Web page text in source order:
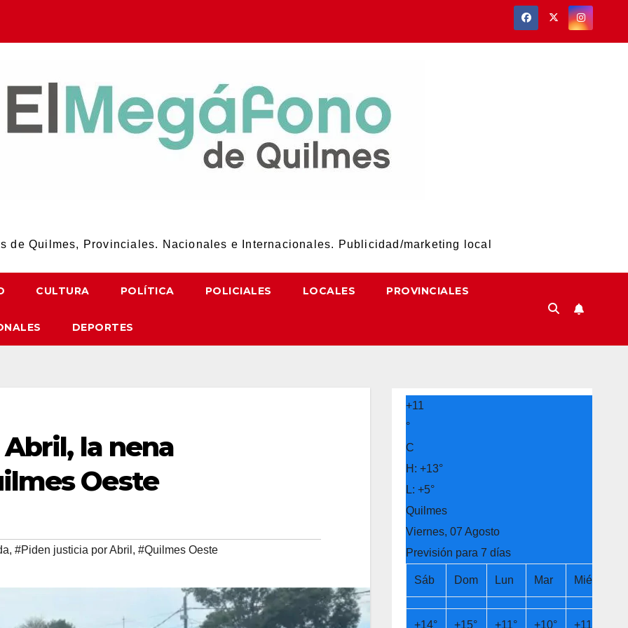
de Quilmes, Provinciales. Nacionales e Internacionales. Publicidad/marketing local
CULTURA POLÍTICA POLICIALES LOCALES PROVINCIALES
DEPORTES
la nena
Oeste
, #Piden justicia por Abril , #Quilmes Oeste
+11
°
C
H: +13°
L: +5°
Quilmes
Viernes, 07 Agosto
Previsión para 7 días
Sáb Dom Lun Mar Mié
+14° +15° +11° +10° +11°